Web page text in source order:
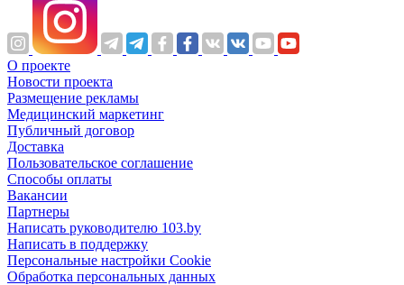
О проекте
Новости проекта
Размещение рекламы
Медицинский маркетинг
Публичный договор
Доставка
Пользовательское соглашение
Способы оплаты
Вакансии
Партнеры
Написать руководителю 103.by
Написать в поддержку
Персональные настройки Cookie
Обработка персональных данных